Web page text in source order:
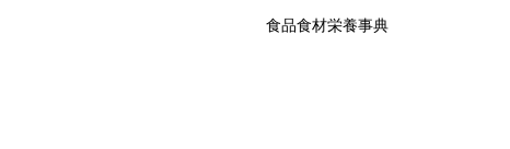
食品食材栄養事典